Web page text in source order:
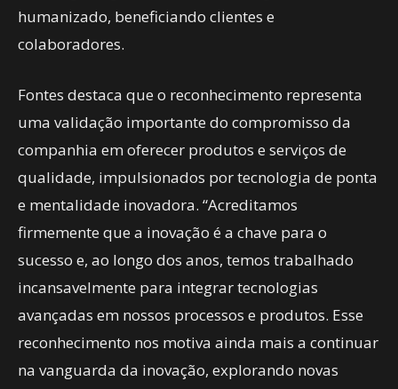
humanizado, beneficiando clientes e
colaboradores.
Fontes destaca que o reconhecimento representa
uma validação importante do compromisso da
companhia em oferecer produtos e serviços de
qualidade, impulsionados por tecnologia de ponta
e mentalidade inovadora. “Acreditamos
firmemente que a inovação é a chave para o
sucesso e, ao longo dos anos, temos trabalhado
incansavelmente para integrar tecnologias
avançadas em nossos processos e produtos. Esse
reconhecimento nos motiva ainda mais a continuar
na vanguarda da inovação, explorando novas